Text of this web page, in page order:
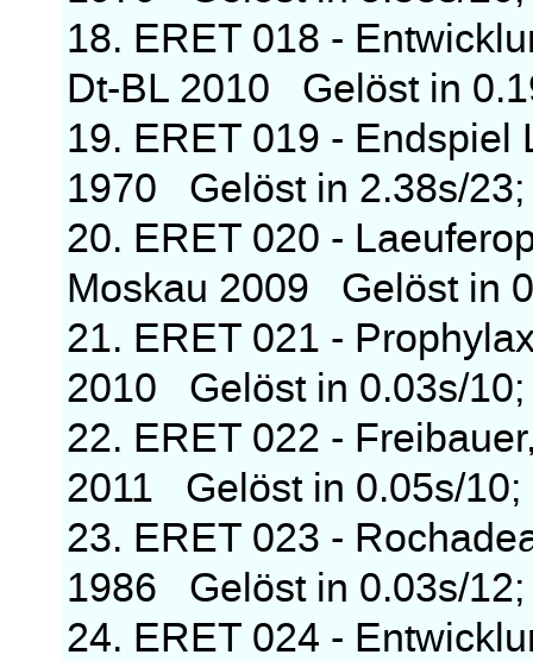
18. ERET 018 -
Dt-BL 2010 Gelöst in
19. ERET 019 -
1970 Gelöst in 2.38s/23;
20. ERET 020 -
Moskau 2009 Gelöst in
21. ERET 021 -
2010 Gelöst in 0.03s/10;
22. ERET 022 -
2011 Gelöst in 0.05s/10;
23. ERET 023 -
1986 Gelöst in 0.03s/12;
24. ERET 024 -